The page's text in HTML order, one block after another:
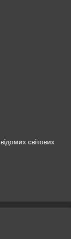
світових